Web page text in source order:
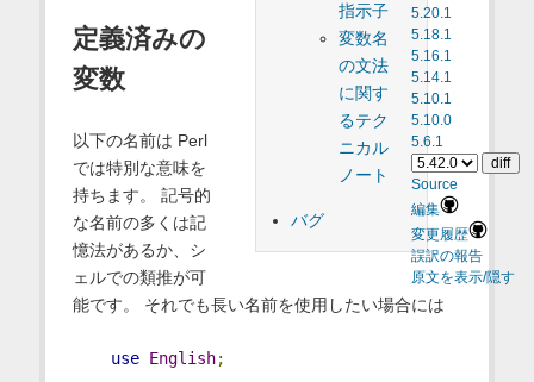
5.20.1
5.18.1
5.16.1
5.14.1
5.10.1
5.10.0
5.6.1
Source
編集
変更履歴
誤訳の報告
原文を表示/隠す
指示子
変数名
の文法
に関す
るテク
ニカル
ノート
バグ
定義済みの
変数
以下の名前は Perl
では特別な意味を
持ちます。 記号的
な名前の多くは記
憶法があるか、シ
ェルでの類推が可
能です。 それでも長い名前を使用したい場合には
use English;